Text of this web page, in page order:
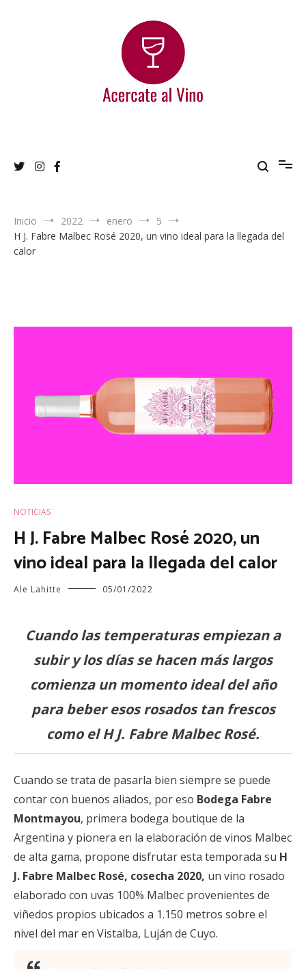
Inicio 2022 enero
5
H J. Fabre Malbec Rosé 2020, un vino ideal para la llegada del
calor
NOTICIAS
H J. Fabre Malbec Rosé 2020, un
vino ideal para la llegada del calor
Ale Lahitte 05/01/2022
Cuando las temperaturas empiezan a
subir y los días se hacen más largos
comienza un momento ideal del año
para beber esos rosados tan frescos
como el H J. Fabre Malbec Rosé.
Cuando se trata de pasarla bien siempre se puede
contar con buenos aliados, por eso Bodega Fabre
Montmayou, primera bodega boutique de la
Argentina y pionera en la elaboración de vinos Malbec
de alta gama, propone disfrutar esta temporada su H
J. Fabre Malbec Rosé, cosecha 2020, un vino rosado
elaborado con uvas 100% Malbec provenientes de
viñedos propios ubicados a 1.150 metros sobre el
nivel del mar en Vistalba, Luján de Cuyo.